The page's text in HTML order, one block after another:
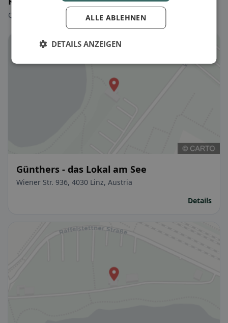
Qualche scelta per iniziare subito.
Günthers - das Lokal am See
Wiener Str. 936, 4030 Linz, Austria
Details
ALLE ABLEHNEN
DETAILS ANZEIGEN